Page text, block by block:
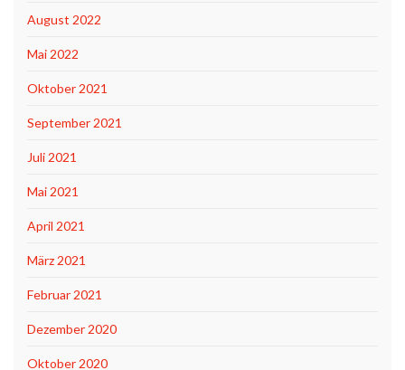
August 2022
Mai 2022
Oktober 2021
September 2021
Juli 2021
Mai 2021
April 2021
März 2021
Februar 2021
Dezember 2020
Oktober 2020